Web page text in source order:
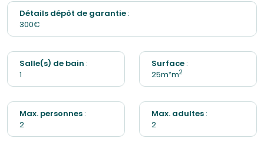
Détails dépôt de garantie :
300€
Salle(s) de bain :
1
Surface :
25m²m2
Max. personnes :
2
Max. adultes :
2